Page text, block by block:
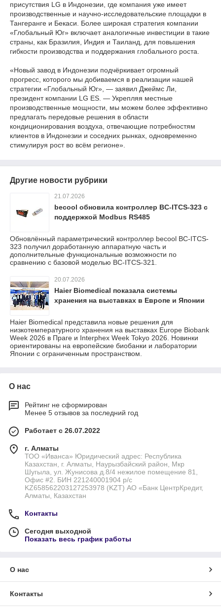
присутствия LG в Индонезии, где компания уже имеет
производственные и научно-исследовательские площадки в
Тангеранге и Бекаси. Более широкая стратегия компании
«Глобальный Юг» включает аналогичные инвестиции в такие
страны, как Бразилия, Индия и Таиланд, для повышения
гибкости производства и поддержания глобального роста.
«Новый завод в Индонезии подчёркивает огромный
прогресс, которого мы добиваемся в реализации нашей
стратегии «Глобальный Юг», — заявил Джеймс Ли,
президент компании LG ES. — Укрепляя местные
производственные мощности, мы можем более эффективно
предлагать передовые решения в области
кондиционирования воздуха, отвечающие потребностям
клиентов в Индонезии и соседних рынках, одновременно
стимулируя рост во всём регионе».
Другие новости рубрики
21.07.2026
becool обновила контроллер BC-ITCS-323 с
поддержкой Modbus RS485
Обновлённый параметрический контроллер becool BC-ITCS-
323 получил доработанную аппаратную часть и
дополнительные функциональные возможности по
сравнению с базовой моделью BC-ITCS-321.
20.07.2026
Haier Biomedical показала системы
хранения на выставках в Европе и Японии
Haier Biomedical представила новые решения для
низкотемпературного хранения на выставках Europe Biobank
Week 2026 в Праге и Interphex Week Tokyo 2026. Новинки
ориентированы на европейские биобанки и лаборатории
Японии с ограниченным пространством.
О нас
Рейтинг не сформирован
Менее 5 отзывов за последний год
Работает с 26.07.2022
г. Алматы
ТОО «Иванса» Юридический адрес: Республика
Казахстан, г. Алматы, Наурызбайский район, Мкр
Шугыла, ул. Жунисова д.8/4 нежилое помещение 81,
Офис #2. БИН 221240001904 р/с
KZ658562203127253978 (KZT) АО «Банк ЦентрКредит,
Алматы, Казахстан
Контакты
Сегодня выходной
Показать весь график работы
О нас
Контакты